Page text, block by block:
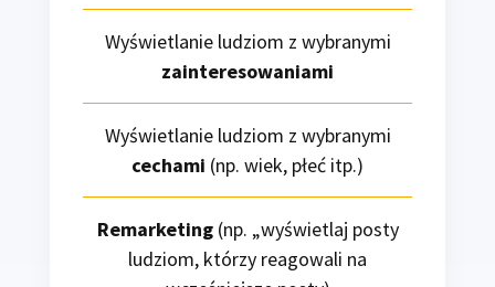
Wyświetlanie ludziom z wybranymi
zainteresowaniami
Wyświetlanie ludziom z wybranymi
cechami (np. wiek, płeć itp.)
Remarketing(np. „wyświetlaj posty
ludziom, którzy reagowali na